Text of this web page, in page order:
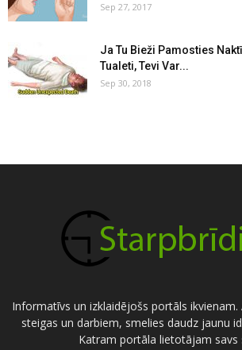
Sep 27, 2017
Ja Tu Bieži Pamosties
Tualeti, Tevi Var...
Sep 30, 2018
Informatīvs un izklaidējošs portāls ikvienam.
steigas un darbiem, smelies daudz jaunu
Katram portāla lietotājam savs